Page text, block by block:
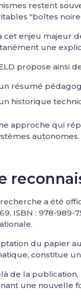
restent
"boîtes
cet enjeu majeur
une
propose ainsi
résumé
historique
approche qui
autonomes.
a été
ISBN : 978-
du papier
constitue
de la
une nouvelle